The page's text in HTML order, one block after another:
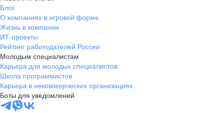
Блог
О компаниях в игровой форме
Жизнь в компании
ИТ-проекты
Рейтинг работодателей России
Молодым специалистам
Карьера для молодых специалистов
Школа программистов
Карьера в некоммерческих организациях
Боты для уведомлений